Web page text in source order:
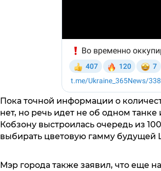
Пока точной информации о
нет, но речь идет не об одном
Кобзону выстроилась очередь из
выбирать цветовую гамму будущей
Мэр города также заявил, что еще